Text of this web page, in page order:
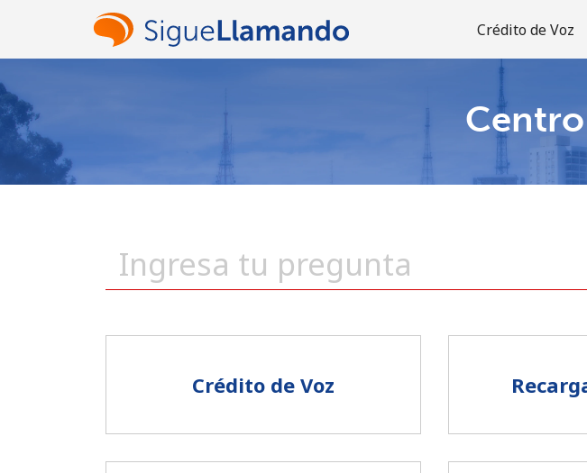
Crédito de Voz
Crédito de Voz